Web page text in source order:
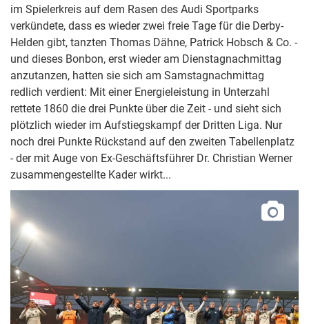
im Spielerkreis auf dem Rasen des Audi Sportparks
verkündete, dass es wieder zwei freie Tage für die Derby-
Helden gibt, tanzten Thomas Dähne, Patrick Hobsch & Co. -
und dieses Bonbon, erst wieder am Dienstagnachmittag
anzutanzen, hatten sie sich am Samstagnachmittag
redlich verdient: Mit einer Energieleistung in Unterzahl
rettete 1860 die drei Punkte über die Zeit - und sieht sich
plötzlich wieder im Aufstiegskampf der Dritten Liga. Nur
noch drei Punkte Rückstand auf den zweiten Tabellenplatz
- der mit Auge von Ex-Geschäftsführer Dr. Christian Werner
zusammengestellte Kader wirkt...